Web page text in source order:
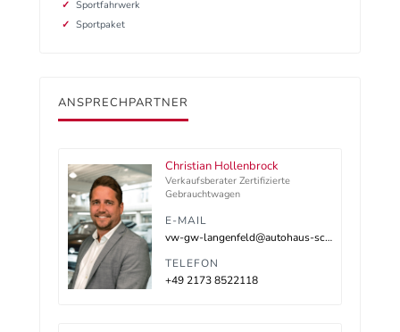
Sportfahrwerk
Sportpaket
ANSPRECHPARTNER
Christian Hollenbrock
Verkaufsberater Zertifizierte
Gebrauchtwagen
E-MAIL
vw-gw-langenfeld@autohaus-schnitzler.dealerdesk.de
TELEFON
+49 2173 8522118